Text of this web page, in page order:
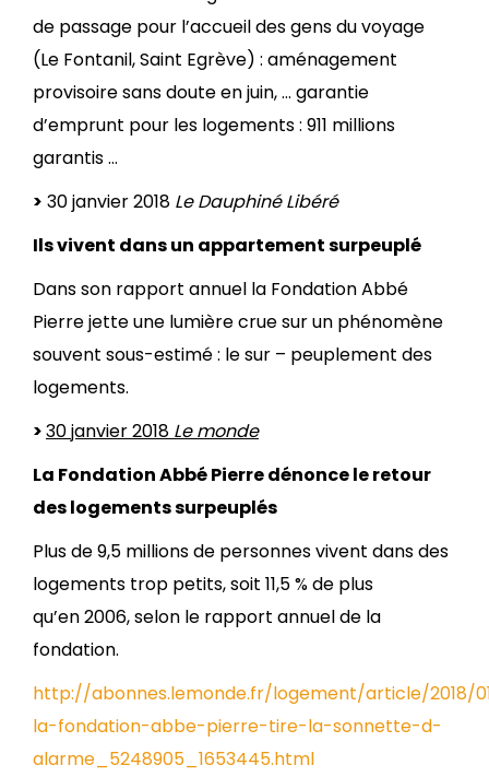
de passage pour l’accueil des gens du voyage
(Le Fontanil, Saint Egrève) : aménagement
provisoire sans doute en juin, … garantie
d’emprunt pour les logements : 911 millions
garantis …
> 30 janvier 2018 Le Dauphiné Libéré
Ils vivent dans un appartement surpeuplé
Dans son rapport annuel la Fondation Abbé
Pierre jette une lumière crue sur un phénomène
souvent sous-estimé : le sur – peuplement des
logements.
>30 janvier 2018 Le monde
La Fondation Abbé Pierre dénonce le retour
des logements surpeuplés
Plus de 9,5 millions de personnes vivent dans des
logements trop petits, soit 11,5 % de plus
qu’en 2006, selon le rapport annuel de la
fondation.
http://abonnes.lemonde.fr/logement/article/2018/
la-fondation-abbe-pierre-tire-la-sonnette-d-
alarme_5248905_1653445.html